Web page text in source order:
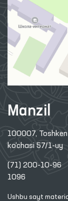
Manzil
100007,
ko‘chasi 57/1-uy
(71) 200-10-96
1096
Ushbu sayt